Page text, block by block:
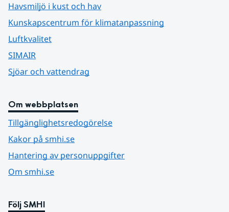
Havsmiljö i kust och hav
Kunskapscentrum för klimatanpassning
Luftkvalitet
SIMAIR
Sjöar och vattendrag
Om webbplatsen
Tillgänglighetsredogörelse
Kakor på smhi.se
Hantering av personuppgifter
Om smhi.se
Följ SMHI